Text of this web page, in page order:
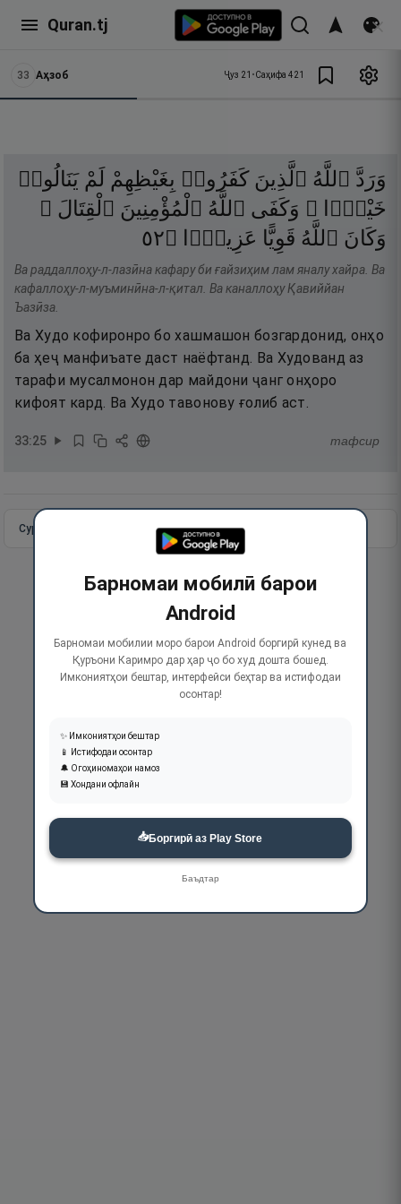
Quran.tj
33 Аҳзоб Ҷуз 21 •Саҳифа 421
وَرَدَّ ٱللَّهُ ٱلَّذِينَ كَفَرُوا۟ بِغَيْظِهِمْ لَمْ يَنَالُوا۟
خَيْرًۭا ۚ وَكَفَى ٱللَّهُ ٱلْمُؤْمِنِينَ ٱلْقِتَالَ ۚ
وَكَانَ ٱللَّهُ قَوِيًّا عَزِيزًۭا ۝٢٥
Ва раддаллоҳу-л-лазӣна кафару би ғайзиҳим лам яналу хайра. Ва
кафаллоҳу-л-муъминӣна-л-қитал. Ва каналлоҳу Қавиййан
Ъазӣза.
Ва Худо кофиронро бо хашмашон бозгардонид, онҳо
ба ҳеҷ манфиъате даст наёфтанд. Ва Худованд аз
тарафи мусалмонон дар майдони ҷанг онҳоро
кифоят кард. Ва Худо тавонову ғолиб аст.
33:25 тафсир
Сураи пурра Идома додан
Барномаи мобилӣ барои
Android
Барномаи мобилии моро барои Android боргирӣ кунед ва
Қуръони Каримро дар ҳар ҷо бо худ дошта бошед.
Имкониятҳои бештар, интерфейси беҳтар ва истифодаи
осонтар!
✨ Имкониятҳои бештар
📱 Истифодаи осонтар
🔔 Огоҳиномаҳои намоз
💾 Хондани офлайн
📥Боргирӣ аз Play Store
Баъдтар